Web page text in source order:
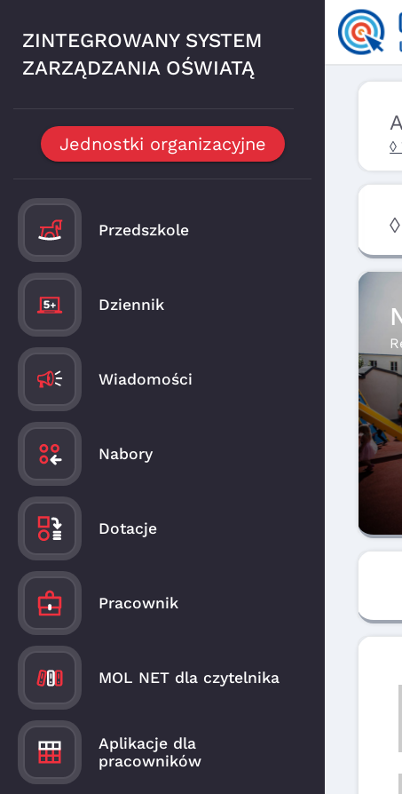
ZINTEGROWANY SYSTEM
ZARZĄDZANIA OŚWIATĄ
Jednostki organizacyjne
Przedszkole
Dziennik
Wiadomości
Nabory
Dotacje
Pracownik
MOL NET dla czytelnika
Aplikacje dla
pracowników
◊